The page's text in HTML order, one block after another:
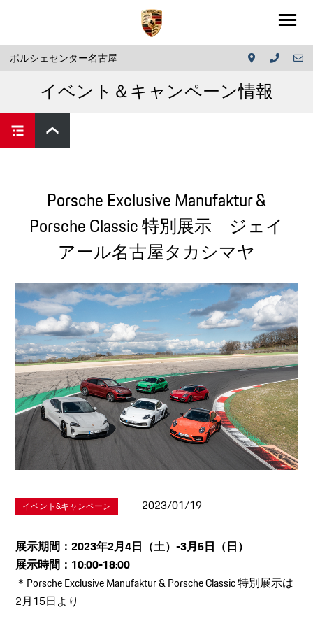
ポルシェセンター名古屋
イベント＆キャンペーン情報
Porsche Exclusive Manufaktur &
Porsche Classic 特別展示 ジェイ
アール名古屋タカシマヤ
イベント&キャンペーン 2023/01/19
展示期間：2023年2月4日（土）-3月5日（日）
展示時間：10:00-18:00
＊Porsche Exclusive Manufaktur & Porsche Classic 特別展示は
2月15日より